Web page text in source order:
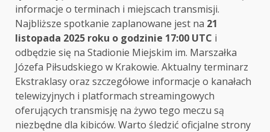
informacje o terminach i miejscach transmisji.
Najbliższe spotkanie zaplanowane jest na 21
listopada 2025 roku o godzinie 17:00 UTC i
odbędzie się na Stadionie Miejskim im. Marszałka
Józefa Piłsudskiego w Krakowie. Aktualny terminarz
Ekstraklasy oraz szczegółowe informacje o kanałach
telewizyjnych i platformach streamingowych
oferujących transmisję na żywo tego meczu są
niezbędne dla kibiców. Warto śledzić oficjalne strony